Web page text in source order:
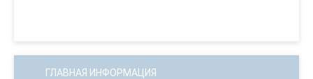
ГЛАВНАЯ ИНФОРМАЦИЯ